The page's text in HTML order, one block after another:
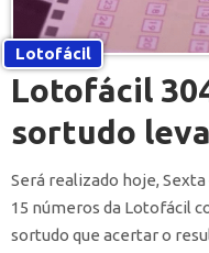
Lotofácil
Lotofácil
sortudo
Será realizado hoje,
15 números da Lotofácil
sortudo que acertar o